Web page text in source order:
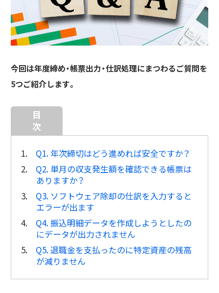
今回は年度締め・帳票出力・仕訳処理にまつわるご質問を
5つご紹介します。
目
次
1. Q1. 年次締切はどう進めれば安全ですか？
2. Q2. 単月の収支発生額を確認できる帳票は
ありますか？
3. Q3. ソフトウェア除却の仕訳を入力すると
エラーが出ます
4. Q4. 振込明細データを作成しようとしたの
にデータが出力されません
5. Q5. 退職金を支払ったのに特定資産の残高
が減りません